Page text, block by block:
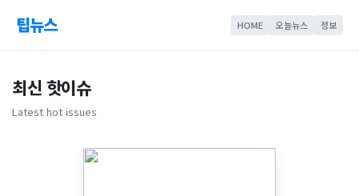
팁뉴스 HOME 오늘뉴스 정보
최신 핫이슈
Latest hot issues